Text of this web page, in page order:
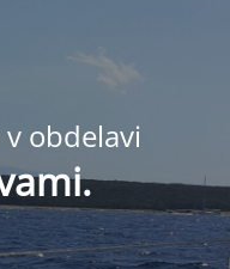
obdelavi